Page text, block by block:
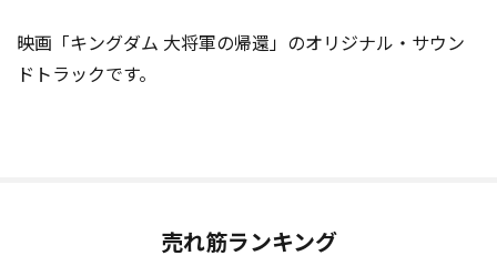
映画「キングダム 大将軍の帰還」のオリジナル・サウン
ドトラックです。
売れ筋ランキング